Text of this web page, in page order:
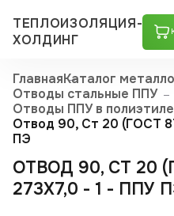
ТЕПЛОИЗОЛЯЦИЯ-
ХОЛДИНГ
ГлавнаяКаталог
Отводы стальные ППУ
Отводы ППУ в
Отвод 90, Ст 20 (ГОСТ
ПЭ
ОТВОД 90, СТ 20
273X7,0 - 1 - ППУ